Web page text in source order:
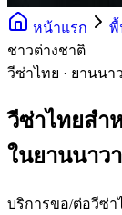
หน้าแรก พื้
ชาวต่างชาติ
วีซ่าไทย · ยานนา
วีซ่าไทยสำ
ในยานนาวา
บริการขอ/ต่อวีซ่